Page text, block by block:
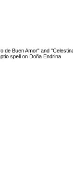
de Buen Amor" and
spell on Doña Endrina